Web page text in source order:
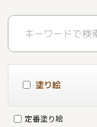
塗り絵
定番塗り絵